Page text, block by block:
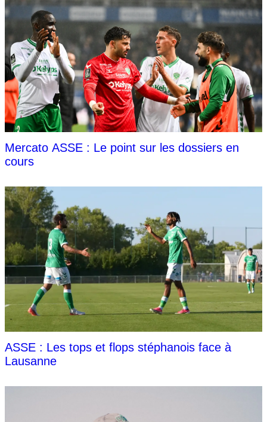
Mercato ASSE : Le point sur les dossiers en
cours
ASSE : Les tops et flops stéphanois face à
Lausanne